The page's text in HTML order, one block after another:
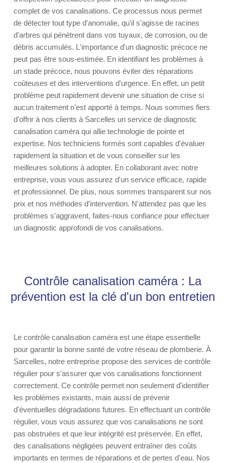
complet de vos canalisations. Ce processus nous permet
de détecter tout type d'anomalie, qu'il s'agisse de racines
d'arbres qui pénètrent dans vos tuyaux, de corrosion, ou de
débris accumulés. L'importance d'un diagnostic précoce ne
peut pas être sous-estimée. En identifiant les problèmes à
un stade précoce, nous pouvons éviter des réparations
coûteuses et des interventions d'urgence. En effet, un petit
problème peut rapidement devenir une situation de crise si
aucun traitement n'est apporté à temps. Nous sommes fiers
d'offrir à nos clients à Sarcelles un service de diagnostic
canalisation caméra qui allie technologie de pointe et
expertise. Nos techniciens formés sont capables d'évaluer
rapidement la situation et de vous conseiller sur les
meilleures solutions à adopter. En collaborant avec notre
entreprise, vous vous assurez d'un service efficace, rapide
et professionnel. De plus, nous sommes transparent sur nos
prix et nos méthodes d'intervention. N'attendez pas que les
problèmes s'aggravent, faites-nous confiance pour effectuer
un diagnostic approfondi de vos canalisations.
Contrôle canalisation caméra : La
prévention est la clé d'un bon entretien
Le contrôle canalisation caméra est une étape essentielle
pour garantir la bonne santé de votre réseau de plomberie. À
Sarcelles, notre entreprise propose des services de contrôle
régulier pour s'assurer que vos canalisations fonctionnent
correctement. Ce contrôle permet non seulement d'identifier
les problèmes existants, mais aussi de prévenir
d'éventuelles dégradations futures. En effectuant un contrôle
régulier, vous vous assurez que vos canalisations ne sont
pas obstruées et que leur intégrité est préservée. En effet,
des canalisations négligées peuvent entraîner des coûts
importants en termes de réparations et de pertes d'eau. Nos